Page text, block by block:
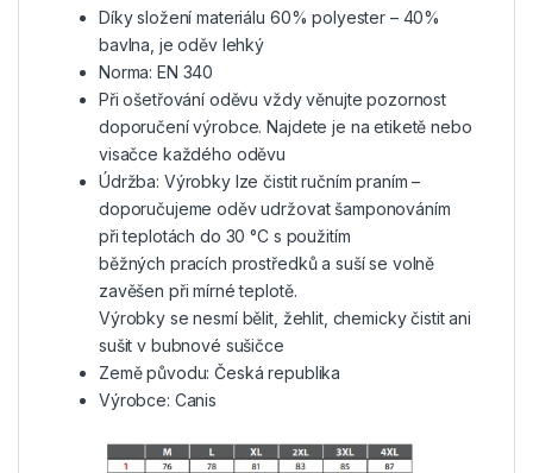
Díky složení materiálu 60% polyester – 40%
bavlna, je oděv lehký
Norma: EN 340
Při ošetřování oděvu vždy věnujte pozornost
doporučení výrobce. Najdete je na etiketě nebo
visačce každého oděvu
Údržba: Výrobky lze čistit ručním praním –
doporučujeme oděv udržovat šamponováním
při teplotách do 30 °C s použitím
běžných pracích prostředků a suší se volně
zavěšen při mírné teplotě.
Výrobky se nesmí bělit, žehlit, chemicky čistit ani
sušit v bubnové sušičce
Země původu: Česká republika
Výrobce: Canis